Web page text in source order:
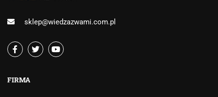
sklep@wiedzazwami.com.pl
FIRMA